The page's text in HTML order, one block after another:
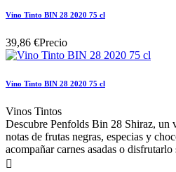
Vino Tinto BIN 28 2020 75 cl
39,86 €Precio
Vino Tinto BIN 28 2020 75 cl
Vinos Tintos
Descubre Penfolds Bin 28 Shiraz, un
notas de frutas negras, especias y
acompañar carnes asadas o disfrutarlo
